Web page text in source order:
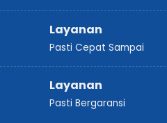
Layanan
Pasti Cepat Sampai
Layanan
Pasti Bergaransi